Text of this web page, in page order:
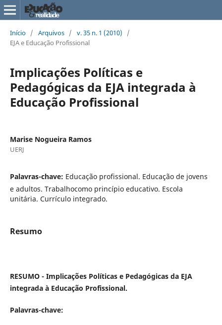
Início / Arquivos / v. 35 n. 1 (2010)
/
EJA e Educação Profissional
Implicações Políticas e
Pedagógicas da EJA integrada à
Educação Profissional
Marise Nogueira Ramos
UERJ
Palavras-chave: Educação profissional. Educação de jovens
e adultos. Trabalhocomo princípio educativo. Escola
unitária. Currículo integrado.
Resumo
RESUMO - Implicações Políticas e Pedagógicas da EJA
integrada à Educação Profissional.
Palavras-chave: